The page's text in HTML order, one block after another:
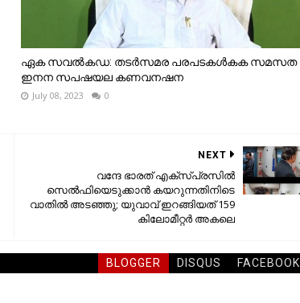
ഏക സവൽകഡ: തടർസമര പരപടകൾകക സമസത
ഇനന സപഷയല കണവനഷന
July 08, 2023 0
NEXT
വന്ദേ ഭാരത് എക്സ്പ്രസിൽ
സെൽഫിയെടുക്കാൻ കയറുന്നതിനിടെ
വാതിൽ അടഞ്ഞു; യുവാവ് ഇറങ്ങിയത് 159
കിലോമീറ്റർ അകലെ
BLOGGER DISQUS FACEBOOK